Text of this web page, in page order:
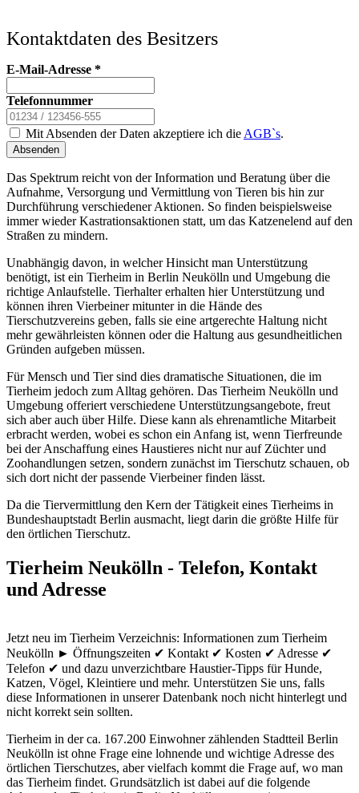
Kontaktdaten des Besitzers
E-Mail-Adresse *
Telefonnummer
Mit Absenden der Daten akzeptiere ich die AGB`s.
Absenden
Das Spektrum reicht von der Information und Beratung über die
Aufnahme, Versorgung und Vermittlung von Tieren bis hin zur
Durchführung verschiedener Aktionen. So finden beispielsweise
immer wieder Kastrationsaktionen statt, um das Katzenelend auf den
Straßen zu mindern.
Unabhängig davon, in welcher Hinsicht man Unterstützung
benötigt, ist ein Tierheim in Berlin Neukölln und Umgebung die
richtige Anlaufstelle. Tierhalter erhalten hier Unterstützung und
können ihren Vierbeiner mitunter in die Hände des
Tierschutzvereins geben, falls sie eine artgerechte Haltung nicht
mehr gewährleisten können oder die Haltung aus gesundheitlichen
Gründen aufgeben müssen.
Für Mensch und Tier sind dies dramatische Situationen, die im
Tierheim jedoch zum Alltag gehören. Das Tierheim Neukölln und
Umgebung offeriert verschiedene Unterstützungsangebote, freut
sich aber auch über Hilfe. Diese kann als ehrenamtliche Mitarbeit
erbracht werden, wobei es schon ein Anfang ist, wenn Tierfreunde
bei der Anschaffung eines Haustieres nicht nur auf Züchter und
Zoohandlungen setzen, sondern zunächst im Tierschutz schauen, ob
sich dort nicht der passende Vierbeiner finden lässt.
Da die Tiervermittlung den Kern der Tätigkeit eines Tierheims in
Bundeshauptstadt Berlin ausmacht, liegt darin die größte Hilfe für
den örtlichen Tierschutz.
Tierheim Neukölln - Telefon, Kontakt
und Adresse
Jetzt neu im Tierheim Verzeichnis: Informationen zum Tierheim
Neukölln ► Öffnungszeiten ✔ Kontakt ✔ Kosten ✔ Adresse ✔
Telefon ✔ und dazu unverzichtbare Haustier-Tipps für Hunde,
Katzen, Vögel, Kleintiere und mehr. Unterstützen Sie uns, falls
diese Informationen in unserer Datenbank noch nicht hinterlegt und
nicht korrekt sein sollten.
Tierheim in der ca. 167.200 Einwohner zählenden Stadtteil Berlin
Neukölln ist ohne Frage eine lohnende und wichtige Adresse des
örtlichen Tierschutzes, aber vielfach kommt die Frage auf, wo man
das Tierheim findet. Grundsätzlich ist dabei auf die folgende